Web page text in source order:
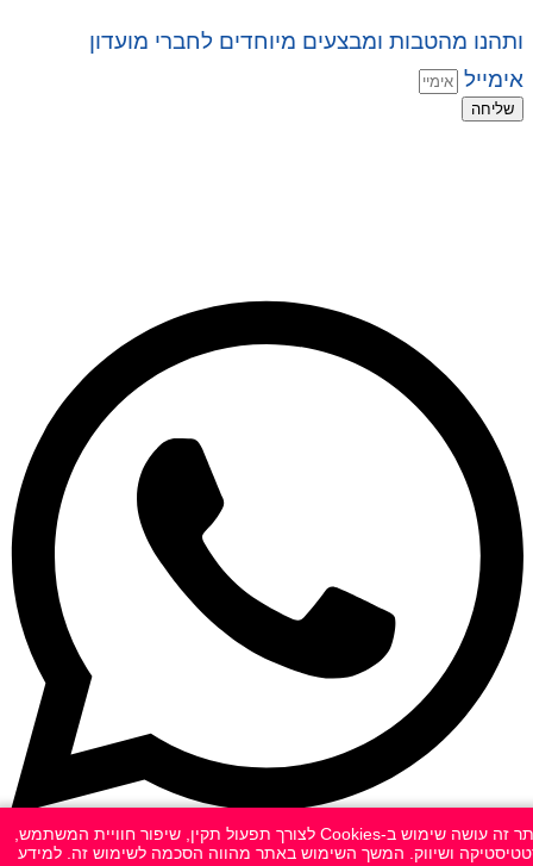
ותהנו מהטבות ומבצעים מיוחדים לחברי מועדון
אימייל
שליחה
אתר זה עושה שימוש ב-Cookies לצורך תפעול תקין, שיפור חוויית המשתמש,
ושיווק. המשך השימוש באתר מהווה הסכמה לשימוש זה. למידע